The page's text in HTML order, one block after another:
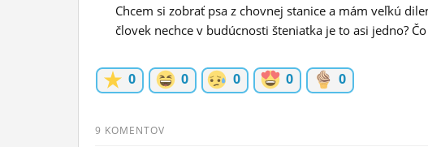
BLOGY
ĽUDIA
Chcem si zobrať psa z chovnej stanice a mám veľkú
človek nechce v budúcnosti šteniatka je to asi jedno?
0 0 0 0 0
9 KOMENTOV